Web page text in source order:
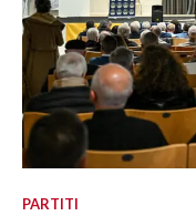
PARTITI